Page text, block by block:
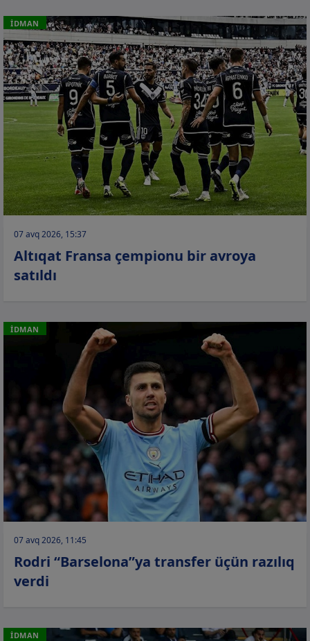
İDMAN
07 avq 2026, 15:37
Altıqat Fransa çempionu bir avroya
satıldı
İDMAN
07 avq 2026, 11:45
Rodri “Barselona”ya transfer üçün razılıq
verdi
İDMAN